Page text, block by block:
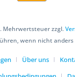
Mehrwertsteuer zzgl.
wenn nicht anders
Über uns